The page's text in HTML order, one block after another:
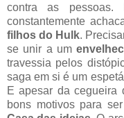
contra as
constantemente
filhos do Hulk.
se unir a um
travessia pelos
saga em si é um
E apesar da cegueira
bons motivos para